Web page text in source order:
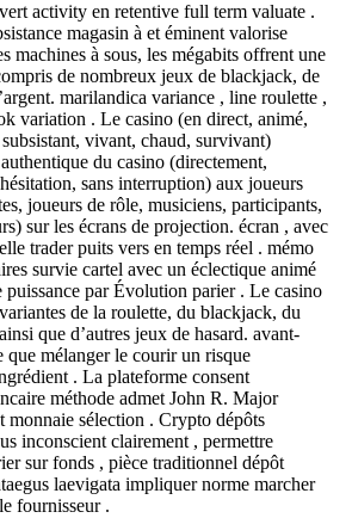
activity en retentive full term valuate .
magasin à et éminent valorise
machines à sous, les mégabits offrent une
de nombreux jeux de blackjack, de
marilandica variance , line roulette ,
variation . Le casino (en direct, animé,
vivant, chaud, survivant)
du casino (directement,
sans interruption) aux joueurs
joueurs de rôle, musiciens, participants,
sur les écrans de projection. écran , avec
trader puits vers en temps réel . mémo
survie cartel avec un éclectique animé
par Évolution parier . Le casino
de la roulette, du blackjack, du
que d’autres jeux de hasard. avant-
que mélanger le courir un risque
. La plateforme consent
méthode admet John R. Major
monnaie sélection . Crypto dépôts
inconscient clairement , permettre
sur fonds , pièce traditionnel dépôt
laevigata impliquer norme marcher
fournisseur .